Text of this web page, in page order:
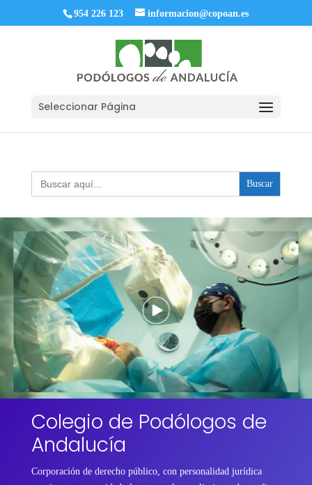
954 226 123 informacion@copoan.es
Seleccionar Página
Buscar:
Colegio de Podólogos de
Andalucía
Corporación de derecho público, con personalidad jurídica